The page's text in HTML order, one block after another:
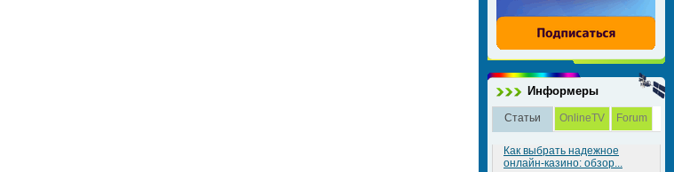
Информеры
Статьи OnlineTV Forum
Как выбрать надежное
онлайн-казино: обзор...